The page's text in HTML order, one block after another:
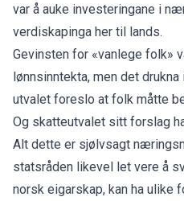
var å auke investeringane i
verdiskapinga her til lands.
Gevinsten for «vanlege folk»
lønnsinntekta, men det
utvalet foreslo at folk måtte
Og skatteutvalet sitt forslag
Alt dette er sjølvsagt
statsråden likevel let vere å
norsk eigarskap, kan ha ulike